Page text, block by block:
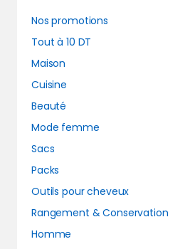
Nos promotions
Tout à 10 DT
Maison
Cuisine
Beauté
Mode femme
Sacs
Packs
Outils pour cheveux
Rangement & Conservation
Homme